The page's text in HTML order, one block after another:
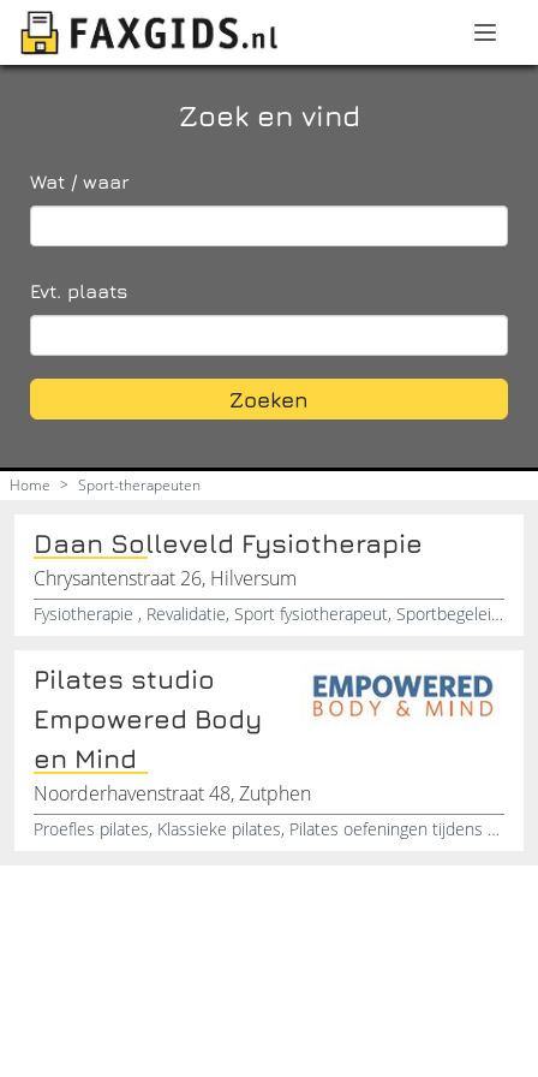
Zoek en vind
Wat / waar
Evt. plaats
Zoeken
Home > Sport-therapeuten
Daan Solleveld Fysiotherapie
Chrysantenstraat 26, Hilversum
Fysiotherapie , Revalidatie, Sport fysiotherapeut, Sportbegeleiding, Fysiotherapie aan huis
Pilates studio
Empowered Body
en Mind
Noorderhavenstraat 48, Zutphen
Proefles pilates, Klassieke pilates, Pilates oefeningen tijdens zwangerschap, Revalidatie sport en bewegen, Pilates coach, Individuele pilates bij rugpijn, Bewegingsspecialist, Pilates voor groepen, Klassieke pilates instructor, Nieuwe pilates studio